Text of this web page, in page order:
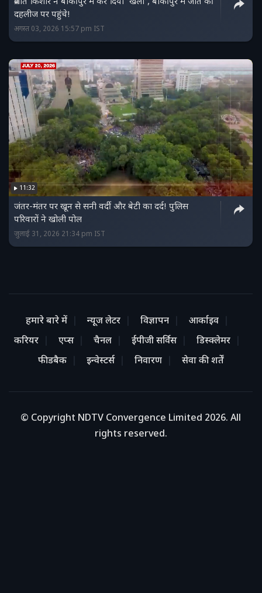
दहलीज पर पहुंचे!
अगस्त 03, 2026 15:57 pm IST
11:32
जंतर-मंतर पर खून से सनी वर्दी और बेटी का दर्द! पुलिस
परिवारों ने खोली पोल
जुलाई 31, 2026 21:34 pm IST
हमारे बारे में न्यूज लेटर विज्ञापन
आर्काइव
करियर
एप्स चैनल ईपीजी सर्विस
डिस्क्लेमर
फीडबैक
इन्वेस्टर्स निवारण सेवा की शर्तें
© Copyright NDTV Convergence Limited 2026. All
rights reserved.